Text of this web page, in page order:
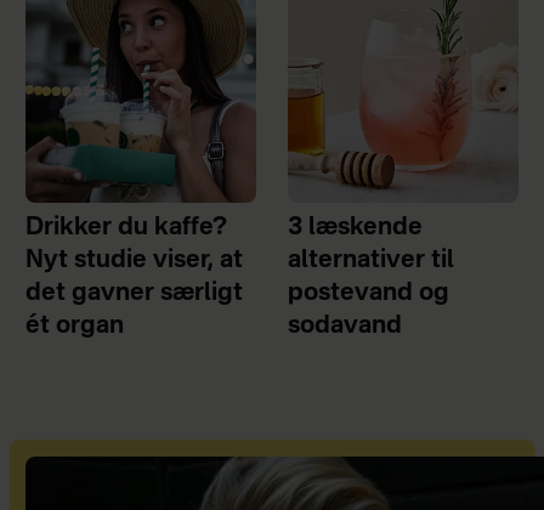
Drikker du kaffe?
Nyt studie viser, at
det gavner særligt
ét organ
3 læskende
alternativer til
postevand og
sodavand